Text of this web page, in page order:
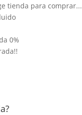
tienda para comprar...
0%